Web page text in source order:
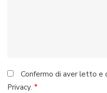
Confermo di aver letto e
Privacy.